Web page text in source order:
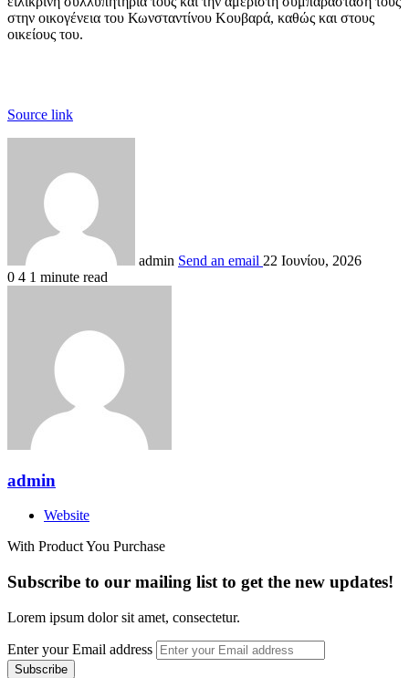
στην οικογένεια του Κωνσταντίνου Κουβαρά, καθώς και στους
οικείους του.
Source link
admin Send an email 22 Ιουνίου, 2026
0 4 1 minute read
admin
Website
With Product You Purchase
Subscribe to our mailing list to get the new updates!
Lorem ipsum dolor sit amet, consectetur.
Enter your Email address